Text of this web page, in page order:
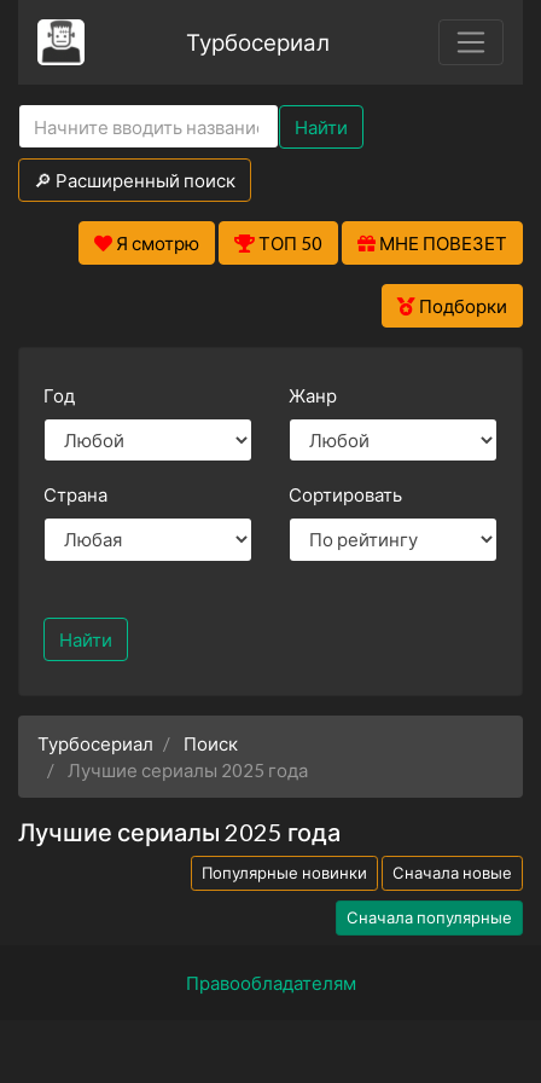
Турбосериал
Найти
🔎 Расширенный поиск
Я смотрю ТОП 50 МНЕ ПОВЕЗЕТ
Подборки
Год Жанр
Страна Сортировать
Найти
Турбосериал
Поиск
Лучшие сериалы 2025 года
Лучшие сериалы 2025 года
Популярные новинки Сначала новые
Сначала популярные
Правообладателям